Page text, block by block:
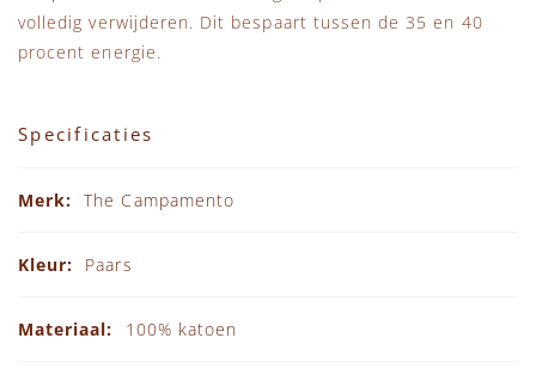
volledig verwijderen. Dit bespaart tussen de 35 en 40
procent energie.
Specificaties
The Campamento
Paars
100% katoen